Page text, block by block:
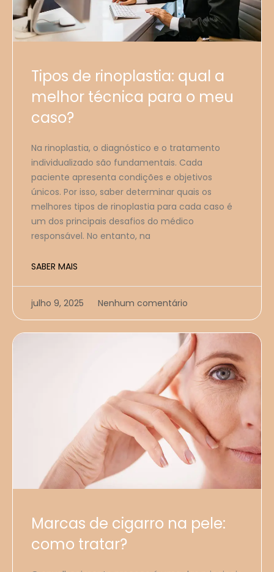
Tipos de rinoplastia: qual a
melhor técnica para o meu
caso?
Na rinoplastia, o diagnóstico e o tratamento
individualizado são fundamentais. Cada
paciente apresenta condições e objetivos
únicos. Por isso, saber determinar quais os
melhores tipos de rinoplastia para cada caso é
um dos principais desafios do médico
responsável. No entanto, na
SABER MAIS
julho 9, 2025 Nenhum comentário
Marcas de cigarro na pele:
como tratar?